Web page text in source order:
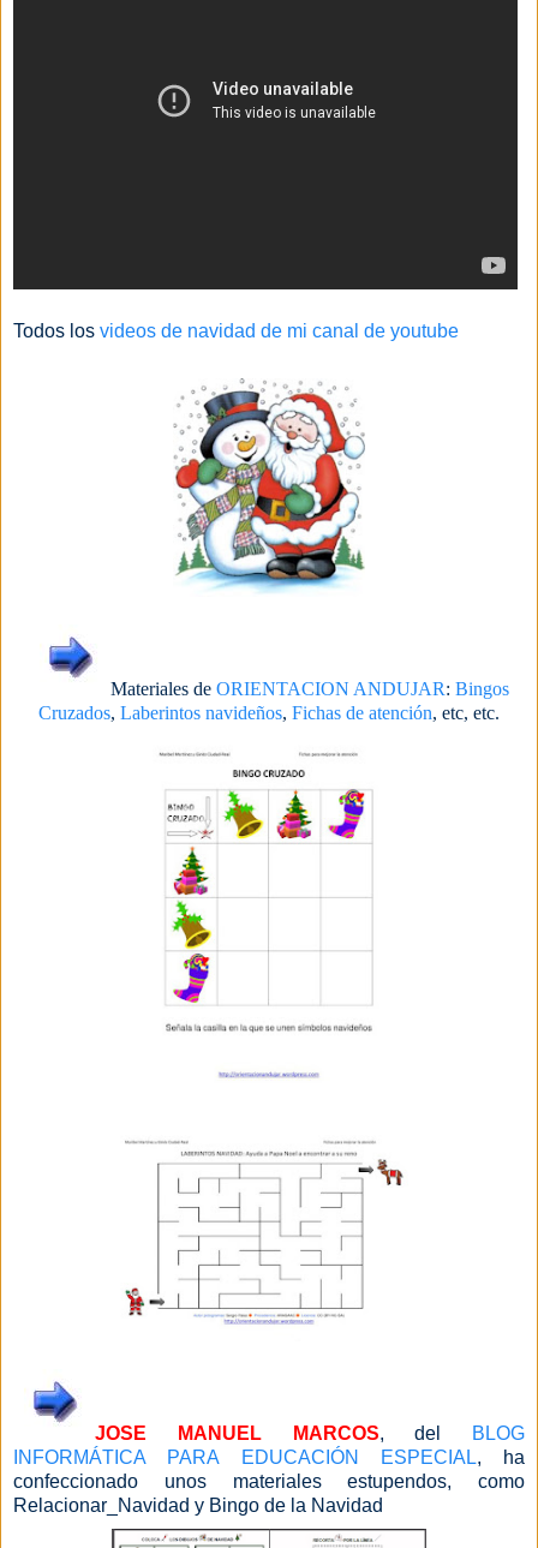
Todos los videos de navidad de mi canal de youtube
Materiales de ORIENTACION ANDUJAR: Bingos
Cruzados, Laberintos navideños, Fichas de atención, etc, etc.
JOSE MANUEL MARCOS, del
BLOG
INFORMÁTICA PARA EDUCACIÓN ESPECIAL, ha
confeccionado unos materiales estupendos, como
Relacionar_Navidad y Bingo de la Navidad